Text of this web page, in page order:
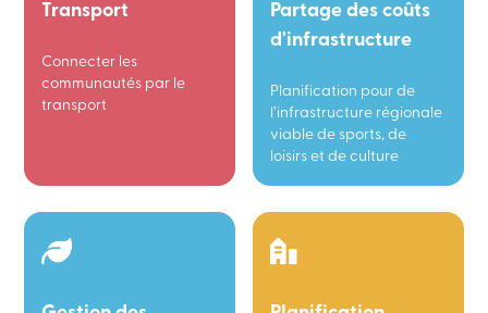
Transport
Connecter les
communautés par le
transport
Partage des coûts
d'infrastructure
Planification pour de
l’infrastructure régionale
viable de sports, de
loisirs et de culture